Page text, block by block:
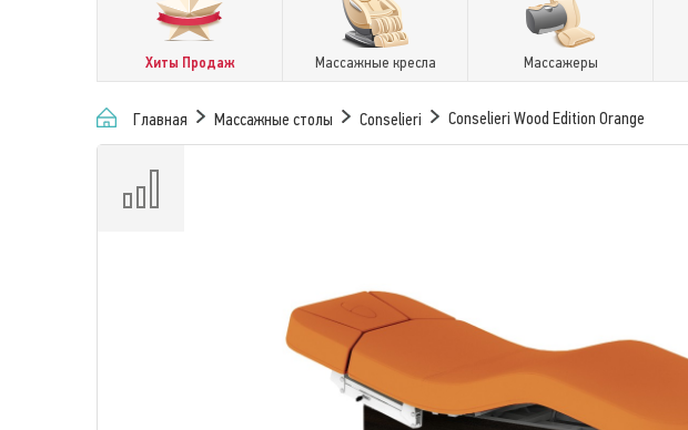
Хиты Продаж Массажные кресла Массажеры
Главная Массажные столы Conselieri Conselieri Wood Edition Orange